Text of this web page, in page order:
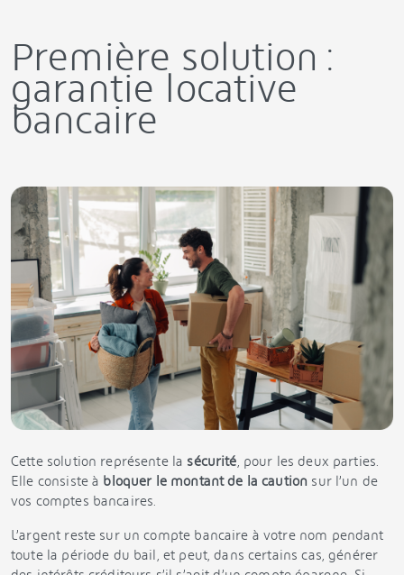
Première solution :
garantie locative
bancaire
Cette solution représente la sécurité, pour les deux parties.
Elle consiste à bloquer le montant de la caution sur l’un de
vos comptes bancaires.
L’argent reste sur un compte bancaire à votre nom pendant
toute la période du bail, et peut, dans certains cas, générer